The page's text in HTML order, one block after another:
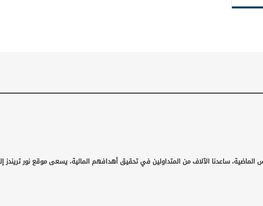
ساعدنا الآلاف من المتداولين في تحقيق أهدافهم المالية، يسعى موقع نور تريندز